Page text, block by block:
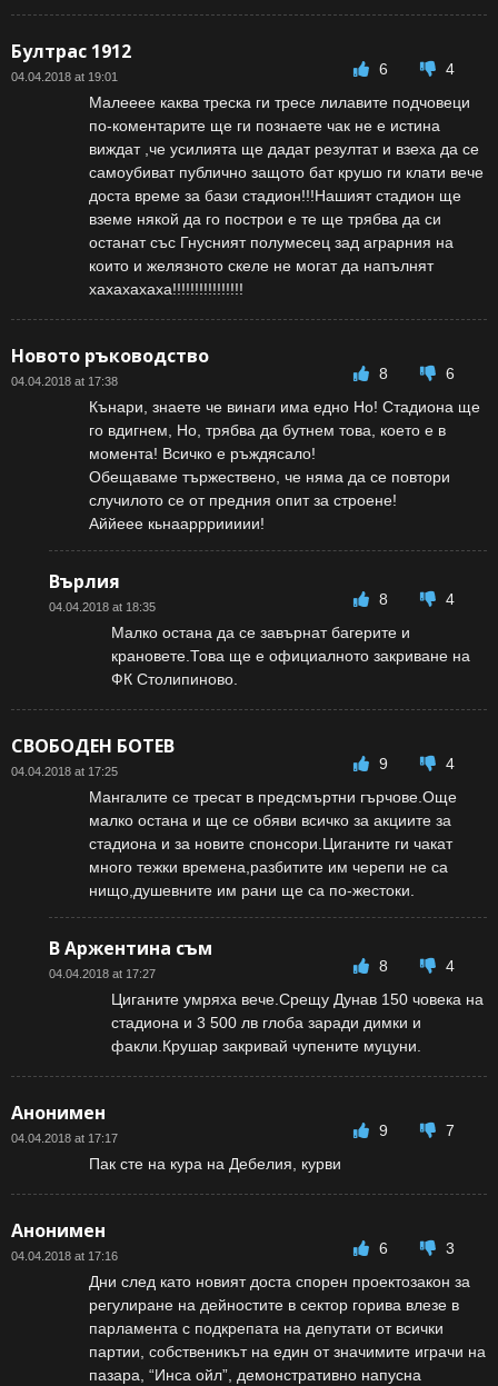
Бултрас 1912
04.04.2018 at 19:01 6
4
Малееее каква треска ги тресе лилавите подчовеци
по-коментарите ще ги познаете чак не е истина
виждат ,че усилията ще дадат резултат и взеха да се
самоубиват публично защото бат крушо ги клати вече
доста време за бази стадион!!!Нашият стадион ще
вземе някой да го построи е те ще трябва да си
останат със Гнусният полумесец зад аграрния на
които и желязното скеле не могат да напълнят
хахахахаха!!!!!!!!!!!!!!!!
Новото ръководство
04.04.2018 at 17:38 8
6
Кънари, знаете че винаги има едно Но! Стадиона ще
го вдигнем, Но, трябва да бутнем това, което е в
момента! Всичко е ръждясало!
Обещаваме тържествено, че няма да се повтори
случилото се от предния опит за строене!
Аййеее кьнааррриииии!
Върлия
04.04.2018 at 18:35 8
4
Малко остана да се завърнат багерите и
крановете.Това ще е официалното закриване на
ФК Столипиново.
СВОБОДЕН БОТЕВ
04.04.2018 at 17:25 9
4
Мангалите се тресат в предсмъртни гърчове.Още
малко остана и ще се обяви всичко за акциите за
стадиона и за новите спонсори.Циганите ги чакат
много тежки времена,разбитите им черепи не са
нищо,душевните им рани ще са по-жестоки.
В Аржентина съм
04.04.2018 at 17:27 8
4
Циганите умряха вече.Срещу Дунав 150 човека на
стадиона и 3 500 лв глоба заради димки и
факли.Крушар закривай чупените муцуни.
Анонимен
04.04.2018 at 17:17 9
7
Пак сте на кура на Дебелия, курви
Анонимен
04.04.2018 at 17:16 6
3
Дни след като новият доста спорен проектозакон за
регулиране на дейностите в сектор горива влезе в
парламента с подкрепата на депутати от всички
партии, собственикът на един от значимите играчи на
пазара, “Инса ойл”, демонстративно напусна